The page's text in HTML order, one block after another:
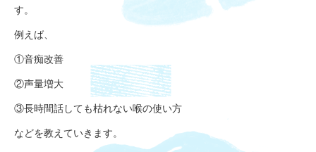
す。
例えば、
①音痴改善
②声量増大
③長時間話しても枯れない喉の使い方
などを教えていきます。